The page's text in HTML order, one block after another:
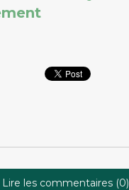
Lire les commentaires (0)